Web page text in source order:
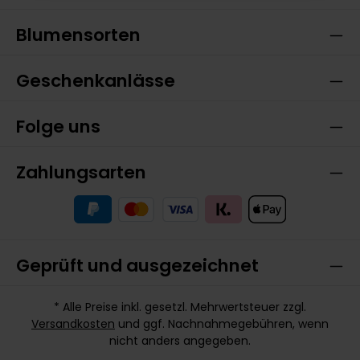
Blumensorten
Geschenkanlässe
Folge uns
Zahlungsarten
Geprüft und ausgezeichnet
* Alle Preise inkl. gesetzl. Mehrwertsteuer zzgl.
Versandkosten und ggf. Nachnahmegebühren, wenn
nicht anders angegeben.